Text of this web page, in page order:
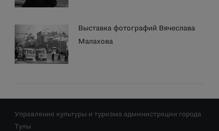
Выставка фотографий Вячеслава
Малахова
Управление культуры и туризма администрации города
Тулы